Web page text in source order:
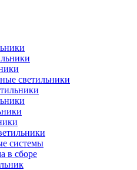
светильники
системы
в сборе